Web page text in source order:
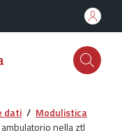
dati / Modulistica
nella ztl